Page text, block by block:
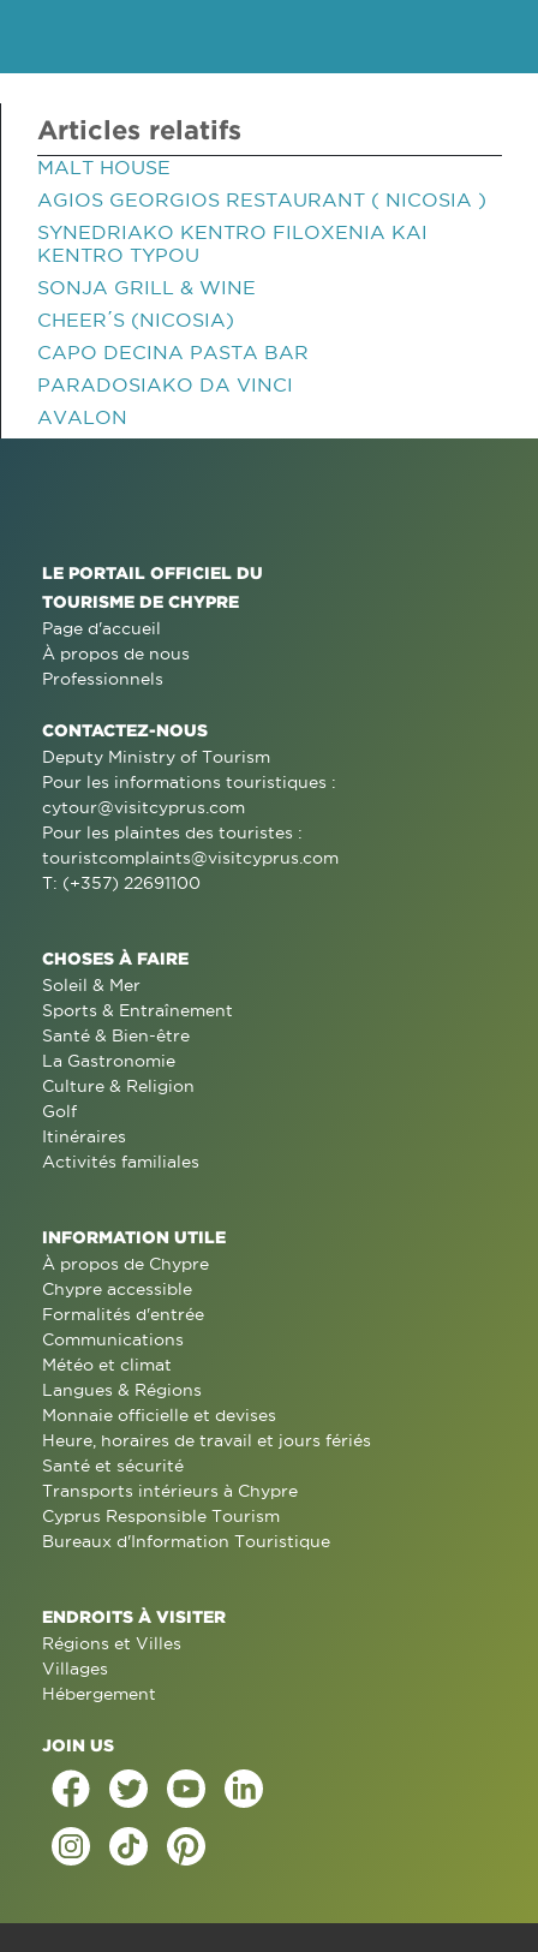
Articles relatifs
MALT HOUSE
AGIOS GEORGIOS RESTAURANT ( NICOSIA )
SYNEDRIAKO KENTRO FILOXENIA KAI
KENTRO TYPOU
SONJA GRILL & WINE
CHEER΄S (NICOSIA)
CAPO DECINA PASTA BAR
PARADOSIAKO DA VINCI
AVALON
LE PORTAIL OFFICIEL DU
TOURISME DE CHYPRE
Page d'accueil
À propos de nous
Professionnels
CONTACTEZ-NOUS
Deputy Ministry of Tourism
Pour les informations touristiques :
cytour@visitcyprus.com
Pour les plaintes des touristes :
touristcomplaints@visitcyprus.com
T: (+357) 22691100
CHOSES À FAIRE
Soleil & Mer
Sports & Entraînement
Santé & Bien-être
La Gastronomie
Culture & Religion
Golf
Itinéraires
Activités familiales
INFORMATION UTILE
À propos de Chypre
Chypre accessible
Formalités d'entrée
Communications
Météo et climat
Langues & Régions
Monnaie officielle et devises
Heure, horaires de travail et jours fériés
Santé et sécurité
Transports intérieurs à Chypre
Cyprus Responsible Tourism
Bureaux d'Information Touristique
ENDROITS À VISITER
Régions et Villes
Villages
Hébergement
JOIN US